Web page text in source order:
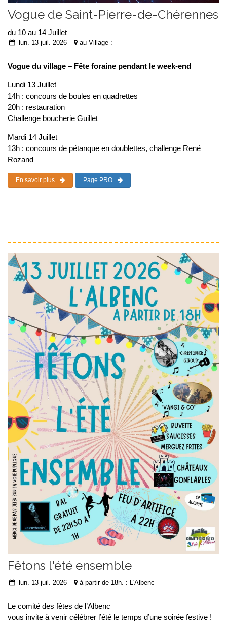
Vogue de Saint-Pierre-de-Chérennes
du 10 au 14 Juillet
lun. 13 juil. 2026 au Village :
Vogue du village – Fête foraine pendant le week-end
Lundi 13 Juillet
14h : concours de boules en quadrettes
20h : restauration
Challenge boucherie Guillet
Mardi 14 Juillet
13h : concours de pétanque en doublettes, challenge René
Rozand
En savoir plus Page PRO
Fêtons l'été ensemble
lun. 13 juil. 2026 à partir de 18h. : L'Albenc
Le comité des fêtes de l’Albenc
vous invite à venir célébrer l’été le temps d’une soirée festive !